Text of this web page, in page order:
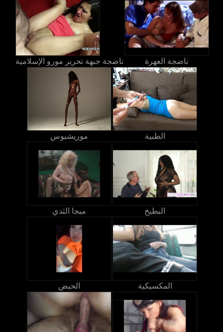
ناضجة جبهة تحرير مورو الإسلامية ناضجة العهرة
موريشيوس الطبية
ميجا الثدي البطيخ
الحيض المكسيكية